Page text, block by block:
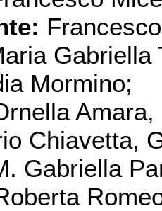
Gabriella
Mormino;
Chiavetta,
Gabriella